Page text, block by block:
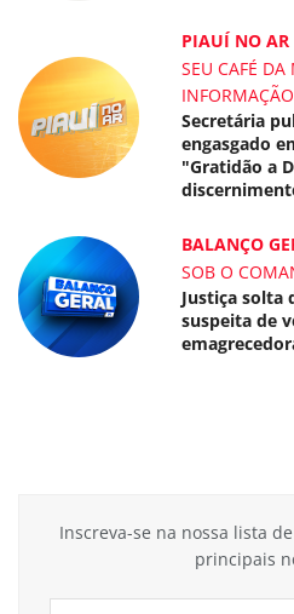
PIAUÍ NO AR
SEU CAFÉ
Secretária
engasgado
"Gratidão a
BALANÇO
SOB O
Justiça solta
suspeita de
Inscreva-se na nossa lista
principais